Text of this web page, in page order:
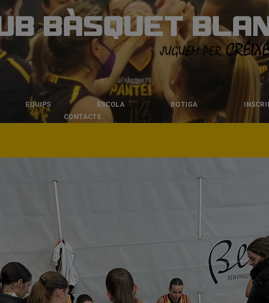
BÀSQUET
EQUIPS ESCOLA BOTIGA
CONTACTE
BLANES
ESCOLA BOTIGA INSCRIPCIONS